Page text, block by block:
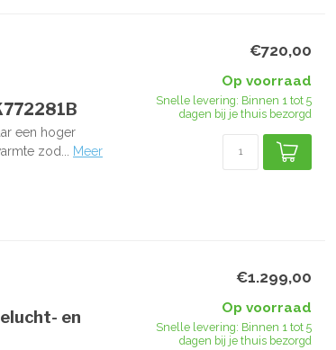
een hoger
zod... Meer
€720,00
Op voorraad
Snelle levering: Binnen 1 tot 5
dagen bij je thuis bezorgd
en
€1.299,00
Op voorraad
Snelle levering: Binnen 1 tot 5
dagen bij je thuis bezorgd